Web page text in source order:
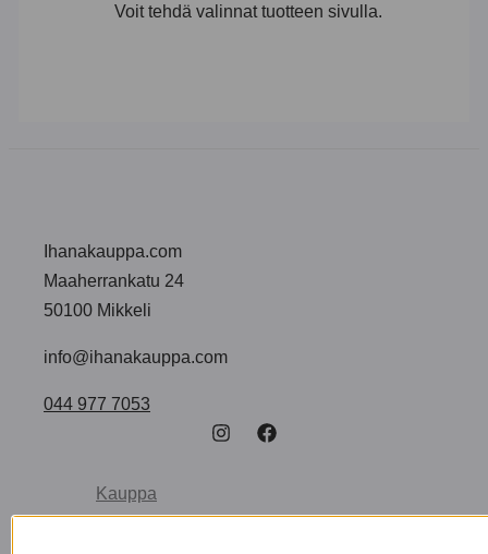
Voit tehdä valinnat tuotteen sivulla.
Ihanakauppa.com
Maaherrankatu 24
50100 Mikkeli
info@ihanakauppa.com
044 977 7053
Kauppa